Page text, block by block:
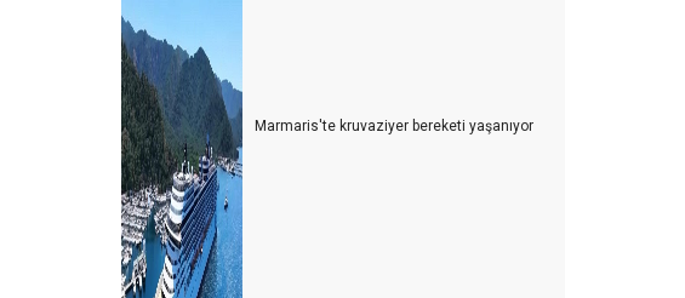
Marmaris'te kruvaziyer bereketi yaşanıyor